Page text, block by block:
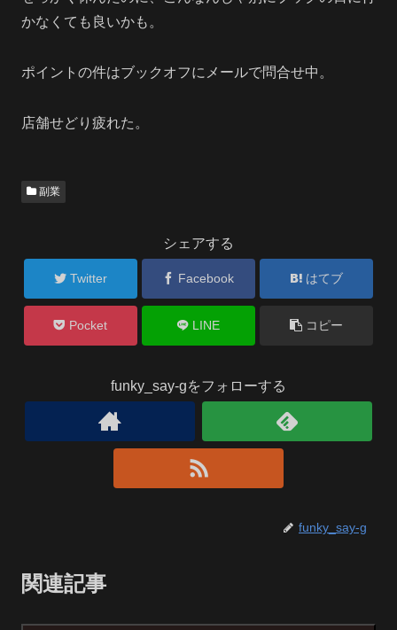
かなくても良いかも。
ポイントの件はブックオフにメールで問合せ中。
店舗せどり疲れた。
副業
シェアする
Twitter Facebook はてブ
Pocket LINE コピー
funky_say-gをフォローする
funky_say-g
関連記事